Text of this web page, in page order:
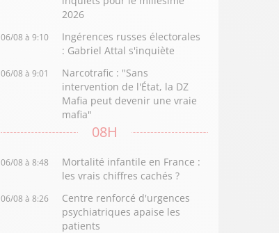
2026
06/08 à 9:10
Ingérences russes électorales
: Gabriel Attal s'inquiète
06/08 à 9:01
Narcotrafic : "Sans
intervention de l'État, la DZ
Mafia peut devenir une vraie
mafia"
08H
06/08 à 8:48
Mortalité infantile en France :
les vrais chiffres cachés ?
06/08 à 8:26
Centre renforcé d'urgences
psychiatriques apaise les
patients